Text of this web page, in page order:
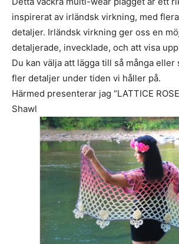
inspirerat av irländsk virkning, med
detaljer. Irländsk virkning ger oss en
detaljerade, invecklade, och att visa
Du kan välja att lägga till så många eller
fler detaljer under tiden vi håller på.
Härmed presenterar jag “LATTICE
Shawl